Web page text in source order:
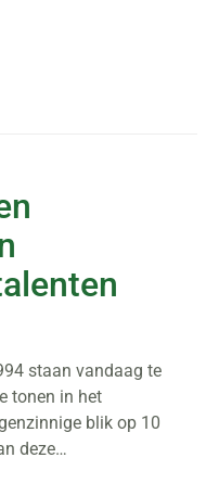
staan vandaag te
tonen in het
blik op 10
deze…